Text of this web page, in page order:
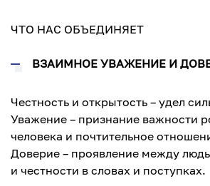
ЧТО НАС ОБЪЕДИНЯЕТ
ВЗАИМНОЕ УВАЖЕНИЕ И
Честность и открытость – удел
Уважение – признание важности
человека и почтительное
Доверие – проявление между
и честности в словах и поступках.